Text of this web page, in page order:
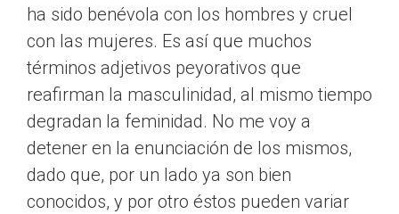
ha sido benévola con los hombres y cruel
con las mujeres. Es así que muchos
términos adjetivos peyorativos que
reafirman la masculinidad, al mismo tiempo
degradan la feminidad. No me voy a
detener en la enunciación de los mismos,
dado que, por un lado ya son bien
conocidos, y por otro éstos pueden variar